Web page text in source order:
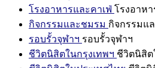
โรงอาหารและคาเฟ่ โรงอาหา
กิจกรรมและชมรม กิจกรรมแ
รอบรั้วจุฬาฯ รอบรั้วจุฬาฯ
ชีวิตนิสิตในกรุงเทพฯ ชีวิตนิสิต